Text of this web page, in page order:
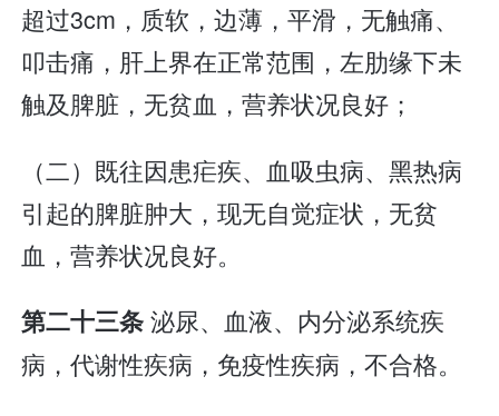
超过3cm，质软，边薄，平滑，无触痛、
叩击痛，肝上界在正常范围，左肋缘下未
触及脾脏，无贫血，营养状况良好；
（二）既往因患疟疾、血吸虫病、黑热病
引起的脾脏肿大，现无自觉症状，无贫
血，营养状况良好。
第二十三条泌尿、血液、内分泌系统疾
病，代谢性疾病，免疫性疾病，不合格。